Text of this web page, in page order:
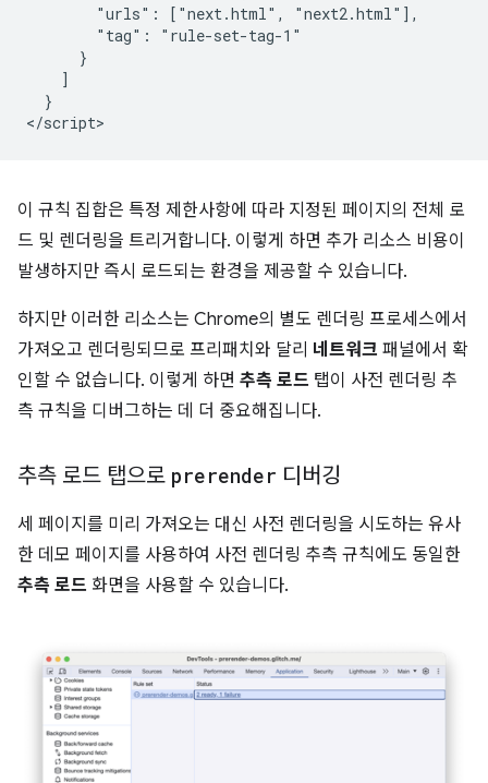
        "urls": ["next.html", "next2.html"],
        "tag": "rule-set-tag-1"
      }
    ]
  }
이 규칙 집합은 특정 제한사항에 따라 지정된 페이지의 전체 로
드 및 렌더링을 트리거합니다. 이렇게 하면 추가 리소스 비용이
발생하지만 즉시 로드되는 환경을 제공할 수 있습니다.
하지만 이러한 리소스는 Chrome의 별도 렌더링 프로세스에서
가져오고 렌더링되므로 프리패치와 달리 네트워크 패널에서 확
인할 수 없습니다. 이렇게 하면 추측 로드 탭이 사전 렌더링 추
측 규칙을 디버그하는 데 더 중요해집니다.
추측 로드 탭으로 prerender 디버깅
세 페이지를 미리 가져오는 대신 사전 렌더링을 시도하는 유사
한 데모 페이지를 사용하여 사전 렌더링 추측 규칙에도 동일한
추측 로드 화면을 사용할 수 있습니다.